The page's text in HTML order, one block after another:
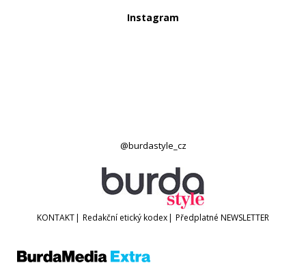
Instagram
@burdastyle_cz
KONTAKT| Redakční etický kodex| Předplatné NEWSLETTER